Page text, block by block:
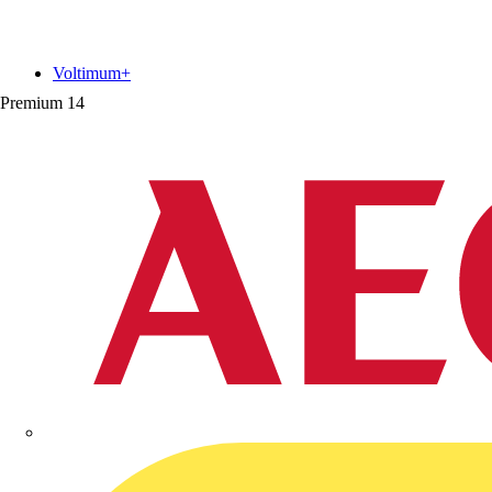
Premium 14
Voltimum+